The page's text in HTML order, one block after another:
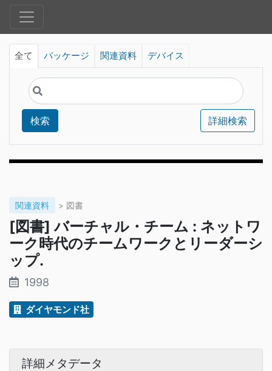
全て パッケージ 関連資料 デバイス
検索 詳細検索
関連資料 > 図書
[図書] バーチャル・チーム : ネットワ
ーク時代のチームワークとリーダーシ
ップ.
1998
ダイヤモンド社
詳細メタデータ